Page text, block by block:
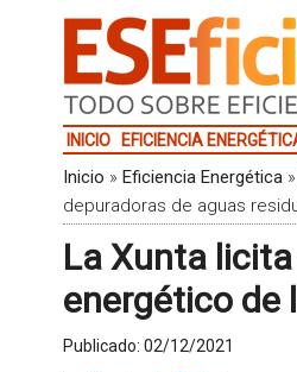
INICIO EFICIENCIA
Inicio » Eficiencia Energética»
depuradoras de aguas
La Xunta
energético de
Publicado: 02/12/2021